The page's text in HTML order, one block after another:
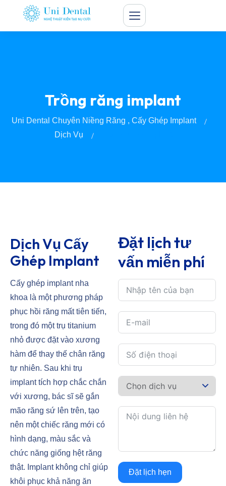
Trồng răng implant
Uni Dental Chuyên Niềng Răng , Cấy Ghép Implant
Dịch Vụ
Đặt lịch tư
vấn miễn phí
Đặt lịch hẹn
Dịch Vụ Cấy
Ghép Implant
Cấy ghép implant nha
khoa là một phương pháp
phục hồi răng mất tiên tiến,
trong đó một trụ titanium
nhỏ được đặt vào xương
hàm để thay thế chân răng
tự nhiên. Sau khi trụ
implant tích hợp chắc chắn
với xương, bác sĩ sẽ gắn
mão răng sứ lên trên, tạo
nên một chiếc răng mới có
hình dạng, màu sắc và
chức năng giống hệt răng
thật. Implant không chỉ giúp
khôi phục khả năng ăn